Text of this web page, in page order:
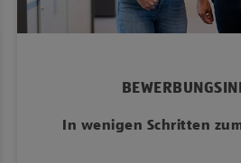
In wenigen Schritten